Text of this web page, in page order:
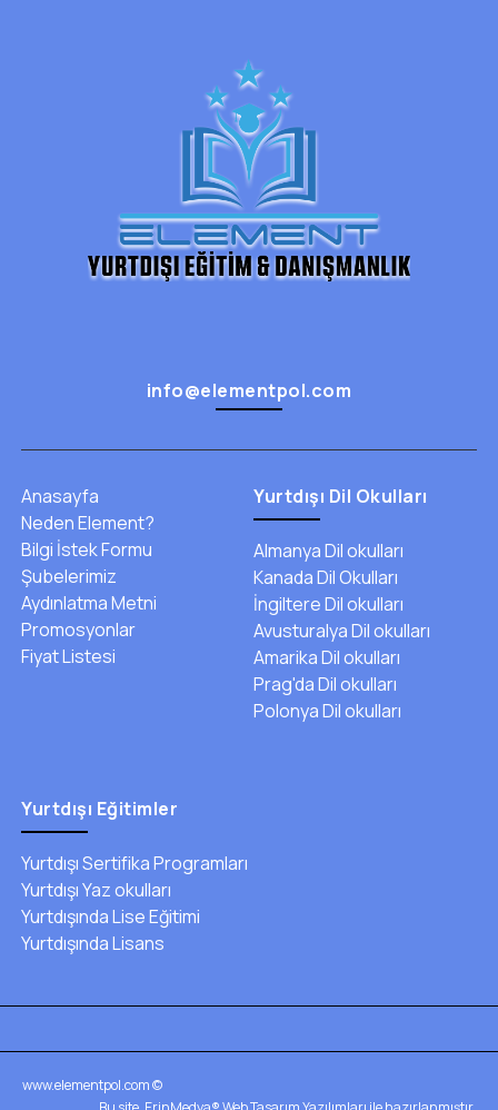
info@elementpol.com
Anasayfa
Neden Element?
Bilgi İstek Formu
Şubelerimiz
Aydınlatma Metni
Promosyonlar
Fiyat Listesi
Yurtdışı Dil Okulları
Almanya Dil okulları
Kanada Dil Okulları
İngiltere Dil okulları
Avusturalya Dil okulları
Amarika Dil okulları
Prag'da Dil okulları
Polonya Dil okulları
Yurtdışı Eğitimler
Yurtdışı Sertifika Programları
Yurtdışı Yaz okulları
Yurtdışında Lise Eğitimi
Yurtdışında Lisans
www.elementpol.com ©